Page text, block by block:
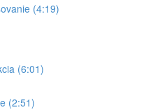
(4:19)
(6:01)
(2:51)